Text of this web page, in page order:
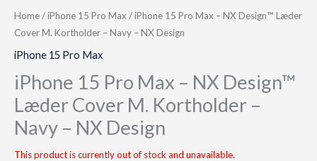
Home/iPhone 15 Pro Max / iPhone 15 Pro Max – NX Design™ Læder
Cover M. Kortholder – Navy – NX Design
iPhone 15 Pro Max
iPhone 15 Pro Max – NX Design™
Læder Cover M. Kortholder –
Navy – NX Design
This product is currently out of stock and unavailable.